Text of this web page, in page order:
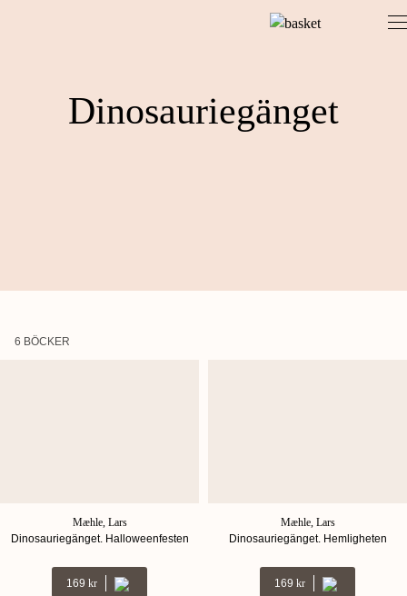
Dinosauriegänget
6 BÖCKER
Mæhle, Lars
Dinosauriegänget. Halloweenfesten
169 Kr
Mæhle, Lars
Dinosauriegänget. Hemligheten
169 Kr